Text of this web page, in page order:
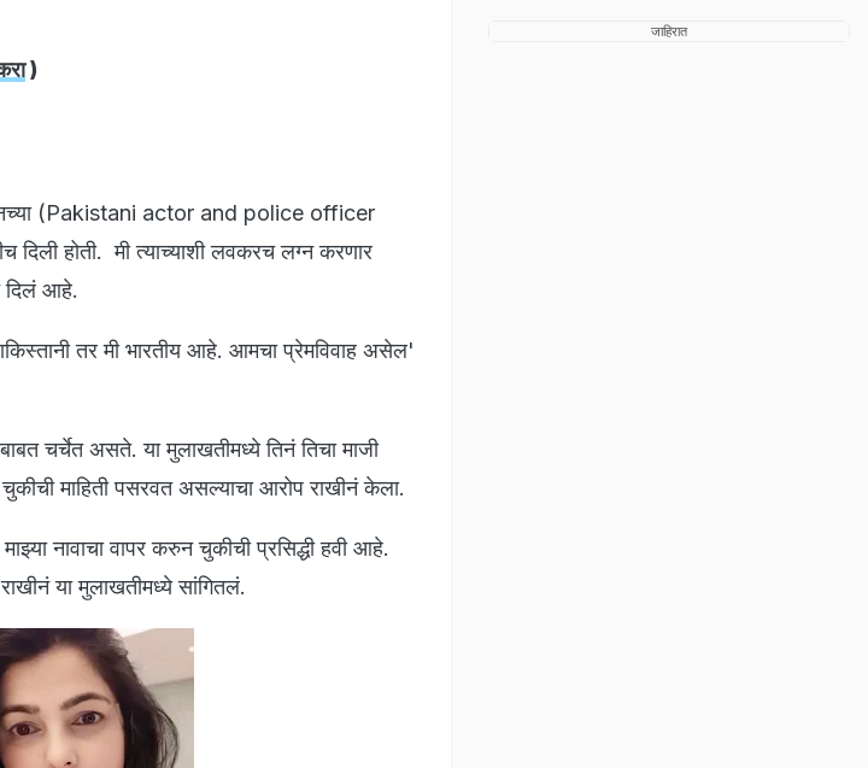
)
(Pakistani actor and police officer
होती. मी त्याच्याशी लवकरच लग्न करणार
दिलं आहे.
तर मी भारतीय आहे. आमचा प्रेमविवाह असेल'
चर्चेत असते. या मुलाखतीमध्ये तिनं तिचा माजी
चुकीची माहिती पसरवत असल्याचा आरोप राखीनं केला.
नावाचा वापर करुन चुकीची प्रसिद्धी हवी आहे.
राखीनं या मुलाखतीमध्ये सांगितलं.
जाहिरात